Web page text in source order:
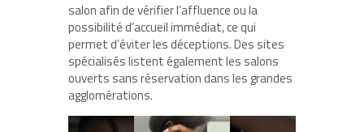
salon afin de vérifier l’affluence ou la
possibilité d’accueil immédiat, ce qui
permet d’éviter les déceptions. Des sites
spécialisés listent également les salons
ouverts sans réservation dans les grandes
agglomérations.